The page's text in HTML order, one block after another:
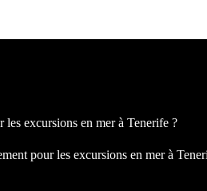
les excursions en mer à Tenerife ?
pour les excursions en mer à